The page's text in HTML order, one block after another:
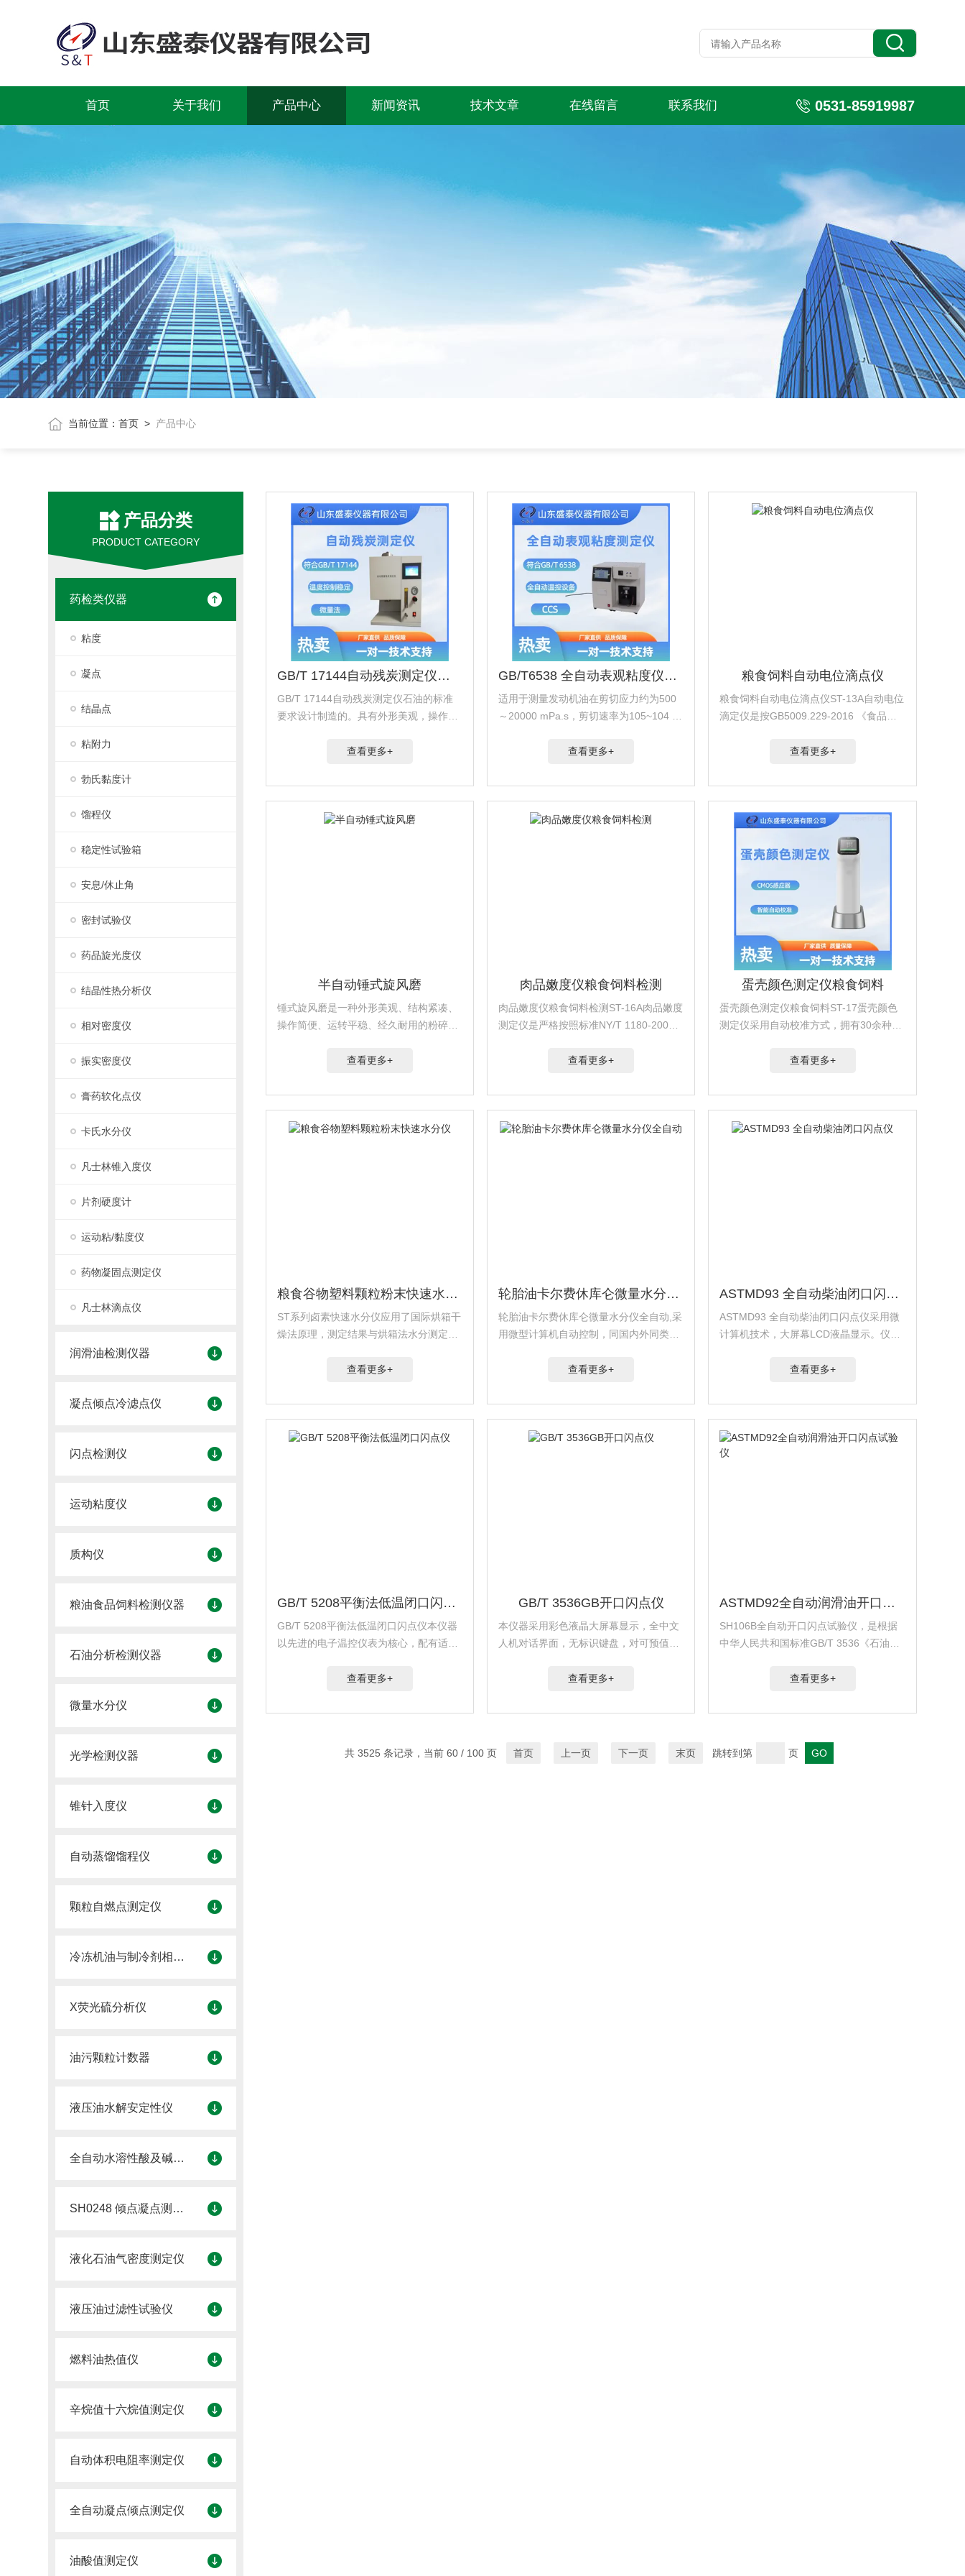
首页 关于我们 产品中心 新闻资讯 技术文章 在线留言 联系我们 0531-85919987
当前位置：首页 > 产品中心
产品分类
PRODUCT CATEGORY
药检类仪器
粘度
凝点
结晶点
粘附力
勃氏黏度计
馏程仪
稳定性试验箱
安息/休止角
密封试验仪
药品旋光度仪
结晶性热分析仪
相对密度仪
振实密度仪
膏药软化点仪
卡氏水分仪
凡士林锥入度仪
片剂硬度计
运动粘/黏度仪
药物凝固点测定仪
凡士林滴点仪
润滑油检测仪器
凝点倾点冷滤点仪
闪点检测仪
运动粘度仪
质构仪
粮油食品饲料检测仪器
石油分析检测仪器
微量水分仪
光学检测仪器
锥针入度仪
自动蒸馏馏程仪
颗粒自燃点测定仪
冷冻机油与制冷剂相溶性测定仪
X荧光硫分析仪
油污颗粒计数器
液压油水解安定性仪
全自动水溶性酸及碱测定仪
SH0248 倾点凝点测定仪
液化石油气密度测定仪
液压油过滤性试验仪
燃料油热值仪
辛烷值十六烷值测定仪
自动体积电阻率测定仪
全自动凝点倾点测定仪
油酸值测定仪
GB/T 17144自动残炭测定仪石油
GB/T 17144自动残炭测定仪石油的标准
要求设计制造的。具有外形美观，操作方
法）测试结果一致，也适合检测残炭值低
查看更多+
GB/T6538 全自动表观粘度仪CCS
适用于测量发动机油在剪切应力约为500
～20000 mPa.s，剪切速率为105~104 S-
器采用全自动温控设备，用户只需在彩色
查看更多+
粮食饲料自动电位滴点仪
粮食饲料自动电位滴点仪ST-13A自动电位
滴定仪是按GB5009.229-2016 《食品中
电位滴定法(第二法)和 GB5009.229-2019
查看更多+
半自动锤式旋风磨
锤式旋风磨是一种外形美观、结构紧凑、
操作简便、运转平稳、经久耐用的粉碎设
查看更多+
肉品嫩度仪粮食饲料检测
肉品嫩度仪粮食饲料检测ST-16A肉品嫩度
测定仪是严格按照标准NY/T 1180-2006
品嫩度测定的专用仪器
查看更多+
蛋壳颜色测定仪粮食饲料
蛋壳颜色测定仪粮食饲料ST-17蛋壳颜色
测定仪采用自动校准方式，拥有30余种测
可以自动校准，自动去除光泽测量，同时
复性好，可...
查看更多+
粮食谷物塑料颗粒粉末快速水分仪
ST系列卤素快速水分仪应用了国际烘箱干
燥法原理，测定结果与烘箱法水分测定具
箱法水分测定.粮食谷物塑料颗粒粉末快速
查看更多+
轮胎油卡尔费休库仑微量水分仪全自动
轮胎油卡尔费休库仑微量水分仪全自动,采
用微型计算机自动控制，同国内外同类先
快、平衡时间短、空白扣除准确、分析结
力、环保、医药、科研等...
查看更多+
ASTMD93 全自动柴油闭口闪点仪
ASTMD93 全自动柴油闭口闪点仪采用微
计算机技术，大屏幕LCD液晶显示。仪器
自动显示、自动锁定闪点值、自动打印结
查看更多+
GB/T 5208平衡法低温闭口闪点仪
GB/T 5208平衡法低温闭口闪点仪本仪器
以先进的电子温控仪表为核心，配有适当
有加热功率自动切换、温度自动控制等功
确，性能稳定...
查看更多+
GB/T 3536GB开口闪点仪
本仪器采用彩色液晶大屏幕显示，全中文
人机对话界面，无标识键盘，对可预值温
数，具有提示菜单、导向式输入功能。
查看更多+
ASTMD92全自动润滑油开口闪点试验仪
SH106B全自动开口闪点试验仪，是根据
中华人民共和国标准GB/T 3536《石油产
法）》所规定的要求设计制造的。
查看更多+
共 3525 条记录，当前 60 / 100 页 首页 上一页 下一页 末页 跳转到第 页